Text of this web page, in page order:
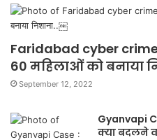
Faridabad cyber
60 महिलाओं को बनाया
September 12, 2022
Gyanvapi
क्या बदलने